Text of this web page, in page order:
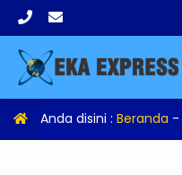
Anda disini : Beranda -